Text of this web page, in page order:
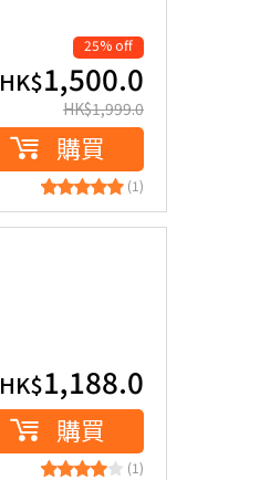
25% off
HK$1,500.0
HK$1,999.0
購買
(1)
HK$1,188.0
購買
(1)